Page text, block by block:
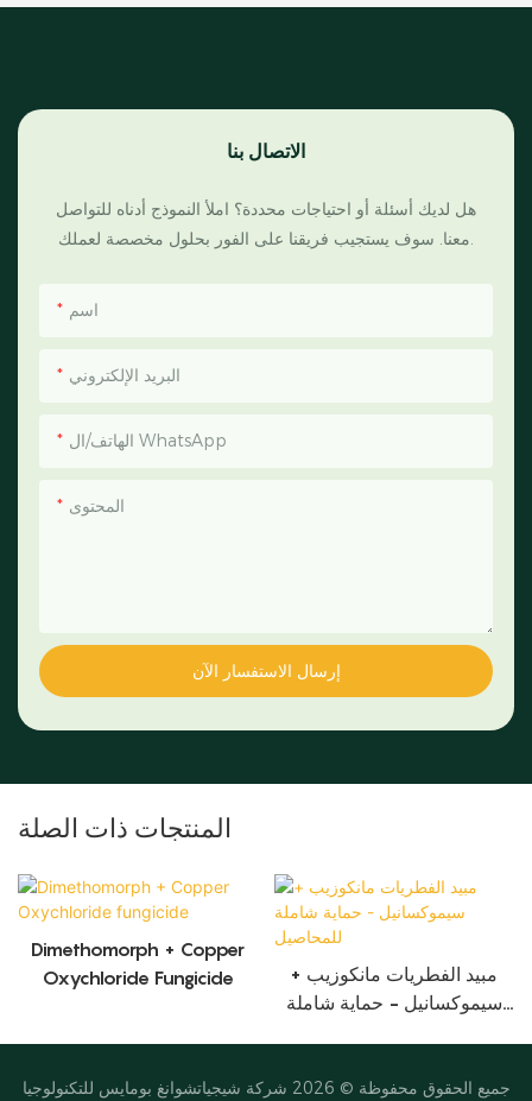
الاتصال بنا
هل لديك أسئلة أو احتياجات محددة؟ املأ النموذج أدناه للتواصل
اسم
البريد الإلكتروني
الهاتف/ال WhatsApp
المحتوى
إرسال الاستفسار الآن
المنتجات ذات الصلة
Dimethomorph + Copper
Oxychloride Fungicide
مبيد الفطريات مانكوزيب +
سيموكسانيل - حماية شاملة
جميع الحقوق محفوظة © 2026 شركة شيجياتشوانغ بومايس للتكنولوجيا